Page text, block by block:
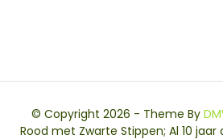
© Copyright 2026 - Theme By
Rood met Zwarte Stippen; Al 10